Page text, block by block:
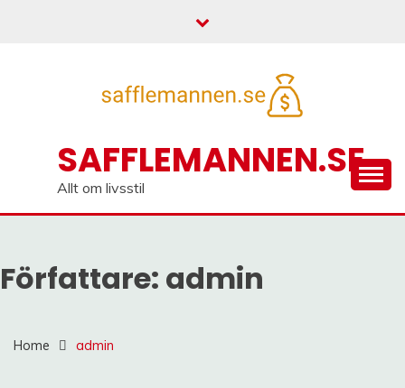
SAFFLEMANNEN.SE
Allt om livsstil
Författare: admin
Home admin